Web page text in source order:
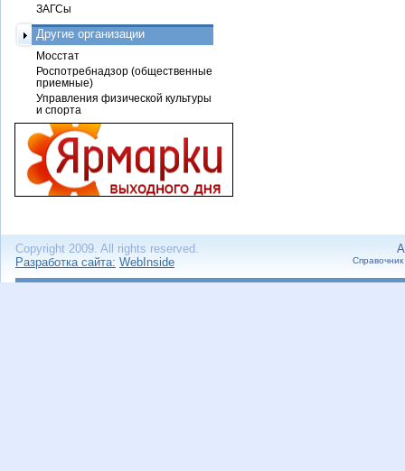
ЗАГСы
Другие организации
Мосстат
Роспотребнадзор (общественные
приемные)
Управления физической культуры
и спорта
Copyright 2009. All rights reserved.
Разработка сайта: WebInside